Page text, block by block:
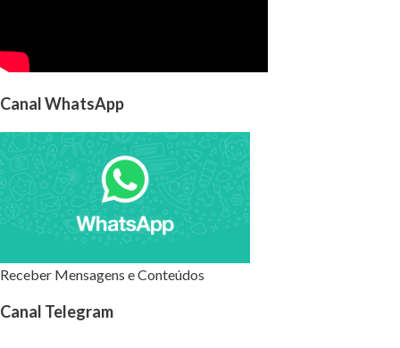
Canal WhatsApp
Receber Mensagens e Conteúdos
Canal Telegram